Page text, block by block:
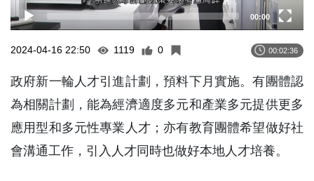
00:00
2024-04-16 22:50 1119 0 00:02:36
政府新一輪人才引進計劃，預料下月實施。有團體認
為相關計劃，能為經濟適度多元和產業多元提供更多
應用型和多元性專業人才；亦有教育團體希望做好社
會溝通工作，引入人才同時也做好本地人才培養。